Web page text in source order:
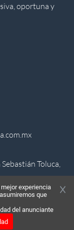
oportuna y
Toluca,
experiencia
que
del anunciante